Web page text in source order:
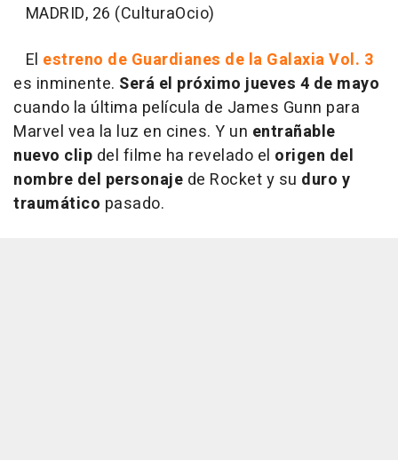
MADRID, 26 (CulturaOcio)
El estreno de Guardianes de la Galaxia Vol. 3
es inminente. Será el próximo jueves 4 de mayo
cuando la última película de James Gunn para
Marvel vea la luz en cines. Y un entrañable
nuevo clip del filme ha revelado el origen del
nombre del personaje de Rocket y su duro y
traumático pasado.